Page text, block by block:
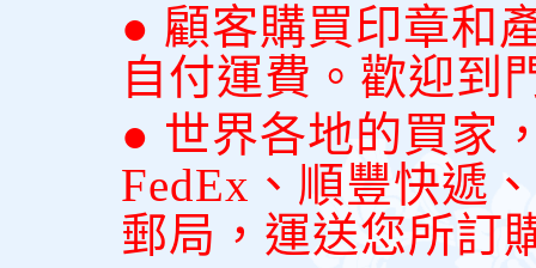
● 顧客購買印章和
自付運費。歡迎到
● 世界各地的買家
FedEx、順豐快遞
郵局，運送您所訂